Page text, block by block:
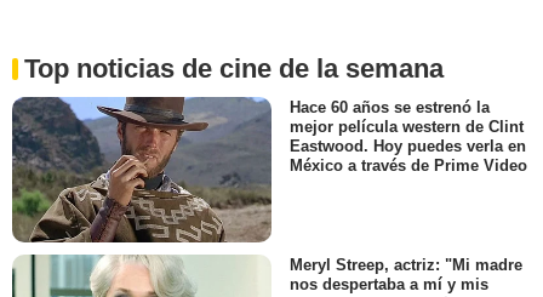
Top noticias de cine de la semana
Hace 60 años se estrenó la
mejor película western de Clint
Eastwood. Hoy puedes verla en
México a través de Prime Video
Meryl Streep, actriz: "Mi madre
nos despertaba a mí y mis